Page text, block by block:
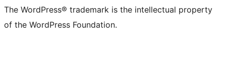
The WordPress® trademark is the intellectual property
of the WordPress Foundation.